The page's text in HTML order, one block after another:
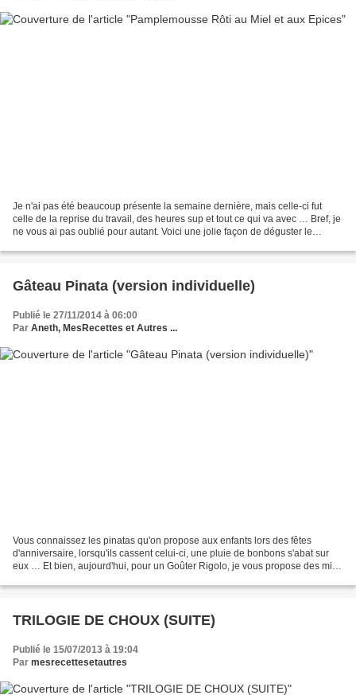
Je n'ai pas été beaucoup présente la semaine dernière, mais celle-ci fut
celle de la reprise du travail, des heures sup et tout ce qui va avec … Bref, je
ne vous ai pas oublié pour autant. Voici une jolie façon de déguster le
Gâteau Pinata (version individuelle)
Publié le 27/11/2014 à 06:00
Par Aneth, MesRecettes et Autres ...
Vous connaissez les pinatas qu'on propose aux enfants lors des fêtes
d'anniversaire, lorsqu'ils cassent celui-ci, une pluie de bonbons s'abat sur
eux … Et bien, aujourd'hui, pour un Goûter Rigolo, je vous propose des mini-
TRILOGIE DE CHOUX (SUITE)
Publié le 15/07/2013 à 19:04
Par mesrecettesetautres